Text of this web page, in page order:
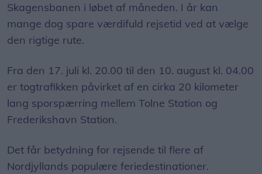
Skagensbanen i løbet af måneden. I år kan
mange dog spare værdifuld rejsetid ved at vælge
den rigtige rute.
Fra den 17. juli kl. 20.00 til den 10. august kl. 04.00
er togtrafikken påvirket af en cirka 20 kilometer
lang sporspærring mellem Tolne Station og
Frederikshavn Station.
Det får betydning for rejsende til flere af
Nordjyllands populære feriedestinationer.